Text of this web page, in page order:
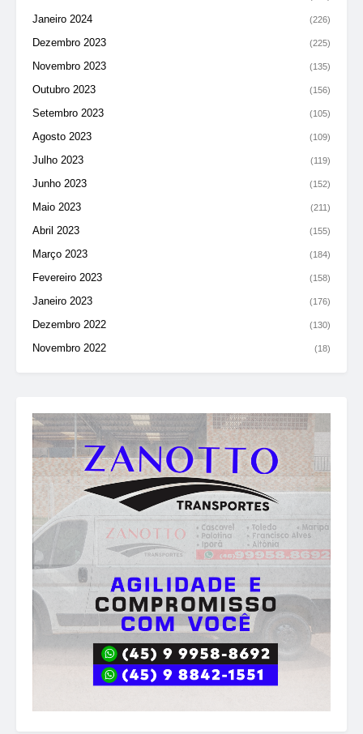
Janeiro 2024 (226)
Dezembro 2023 (225)
Novembro 2023 (135)
Outubro 2023 (156)
Setembro 2023 (105)
Agosto 2023 (109)
Julho 2023 (119)
Junho 2023 (152)
Maio 2023 (211)
Abril 2023 (155)
Março 2023 (184)
Fevereiro 2023 (158)
Janeiro 2023 (176)
Dezembro 2022 (130)
Novembro 2022 (18)